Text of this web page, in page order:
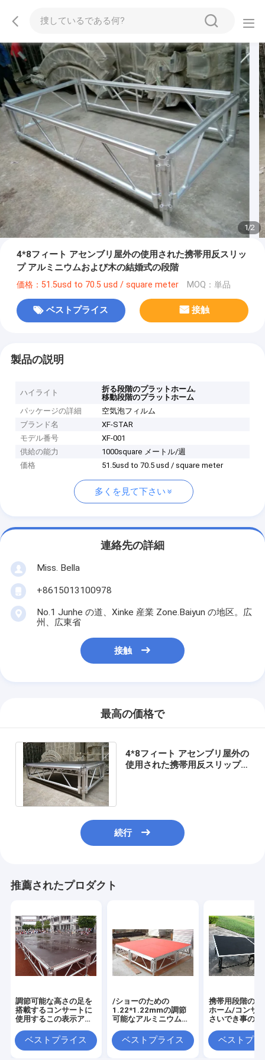
1/2
4*8フィート アセンブリ屋外の使用された携帯用反スリッ
プ アルミニウムおよび木の結婚式の段階
価格：51.5usd to 70.5 usd / square meter MOQ：単品
ベストプライス 接触
製品の説明
ハイライト 折る段階のプラットホーム,
移動段階のプラットホーム
パッケージの詳細
空気泡フィルム
ブランド名
XF-STAR
モデル番号
XF-001
供給の能力
1000square メートル/週
価格
51.5usd to 70.5 usd / square meter
多くを見て下さい
連絡先の詳細
Miss. Bella
+8615013100978
No.1 Junhe の道、Xinke 産業 Zone.Baiyun の地区。広
州、広東省
接触
最高の価格で
4*8フィート アセンブリ屋外の
使用された携帯用反スリップ
続行
推薦されたプロダクト
調節可能な高さの足を
搭載するコンサートに
使用するこの表示アル
携帯用移動式段階のプ
ラットホーム
ベストプライス
/ショーのための
1.22*1.22mmの調節
可能なアルミニウム移
婚
ベストプライス
携帯用段階のプ
ホーム/コンサ
さいでき事のた
ットホームの段
ラス システム
ベストプラ